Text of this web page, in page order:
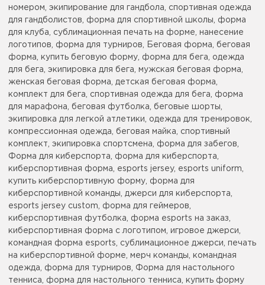
номером, экипирование для гандбола, спортивная одежда
для гандболистов, форма для спортивной школы, форма
для клуба, сублимационная печать на форме, нанесение
логотипов, форма для турниров, Беговая форма, беговая
форма, купить беговую форму, форма для бега, одежда
для бега, экипировка для бега, мужская беговая форма,
женская беговая форма, детская беговая форма,
комплект для бега, спортивная одежда для бега, форма
для марафона, беговая футболка, беговые шорты,
экипировка для легкой атлетики, одежда для тренировок,
компрессионная одежда, беговая майка, спортивный
комплект, экипировка спортсмена, форма для забегов,
Форма для киберспорта, форма для киберспорта,
киберспортивная форма, esports jersey, esports uniform,
купить киберспортивную форму, форма для
киберспортивной команды, джерси для киберспорта,
esports jersey custom, форма для геймеров,
киберспортивная футболка, форма esports на заказ,
киберспортивная форма с логотипом, игровое джерси,
командная форма esports, сублимационное джерси, печать
на киберспортивной форме, мерч команды, командная
одежда, форма для турниров, Форма для настольного
тенниса, форма для настольного тенниса, купить форму